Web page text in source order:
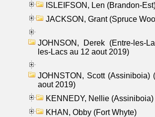
ISLEIFSON, Len (Brandon-
JACKSON, Grant (Spruce
JOHNSON, Derek (Entre-les-
les-Lacs au 12 aout 2019)
JOHNSTON, Scott (Assiniboia)
aout 2019)
KENNEDY, Nellie (Assiniboia)
KHAN, Obby (Fort Whyte)